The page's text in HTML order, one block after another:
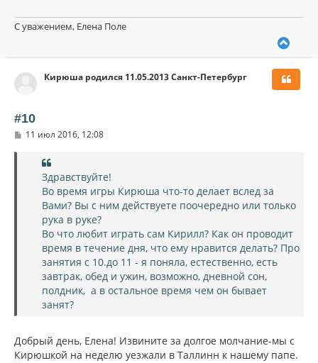
С уважением, Елена Поле
у
л
Кирюша родился 11.05.2013 Санкт-Петербург
#10
С11 июл 2016, 12:08
Здравствуйте!
Во время игры Кирюша что-то делает вслед за
Вами? Вы с ним действуете поочередно или только
рука в руке?
Во что любит играть сам Кирилл? Как он проводит
время в течение дня, что ему нравится делать? Про
занятия с 10.до 11 - я поняла, естественно, есть
завтрак, обед и ужин, возможно, дневной сон,
полдник, а в остальное время чем он бывает
занят?
Добрый день, Елена! Извините за долгое молчание-мы с
Кирюшкой на неделю уезжали в Таллинн к нашему папе.